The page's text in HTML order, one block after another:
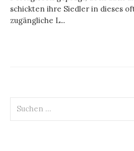
schickten ihre Siedler in dieses
zugängliche L...
nach: